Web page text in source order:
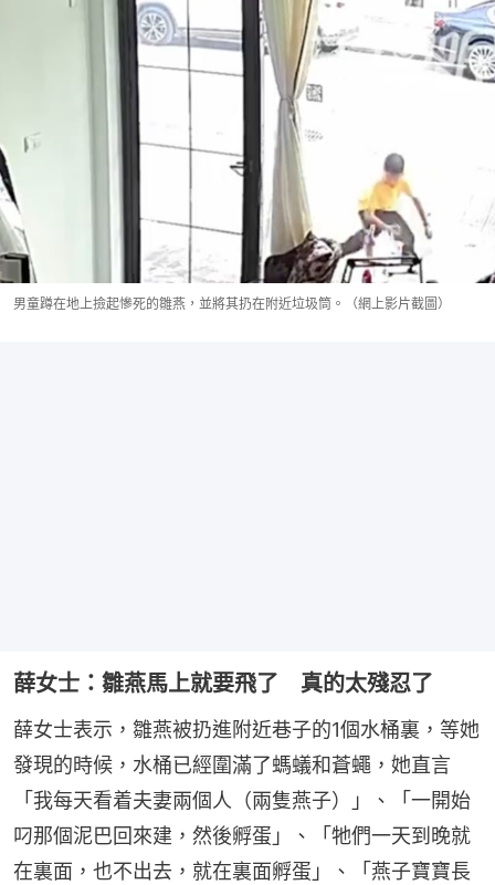
男童蹲在地上撿起慘死的雛燕，並將其扔在附近垃圾筒。（網上影片截圖）
薛女士：雛燕馬上就要飛了 真的太殘忍了
薛女士表示，雛燕被扔進附近巷子的1個水桶裏，等她
發現的時候，水桶已經圍滿了螞蟻和蒼蠅，她直言
「我每天看着夫妻兩個人（兩隻燕子）」、「一開始
叼那個泥巴回來建，然後孵蛋」、「牠們一天到晚就
在裏面，也不出去，就在裏面孵蛋」、「燕子寶寶長